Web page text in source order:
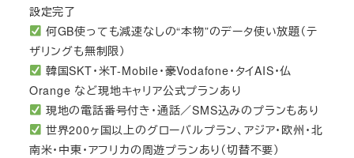
設定完了
何GB使っても減速なしの“本物”のデータ使い放題（テ
ザリングも無制限）
韓国SKT・米T-Mobile・豪Vodafone・タイAIS・仏
Orange など現地キャリア公式プランあり
現地の電話番号付き・通話／SMS込みのプランもあり
世界200ヶ国以上のグローバルプラン、アジア・欧州・北
南米・中東・アフリカの周遊プランあり（切替不要）